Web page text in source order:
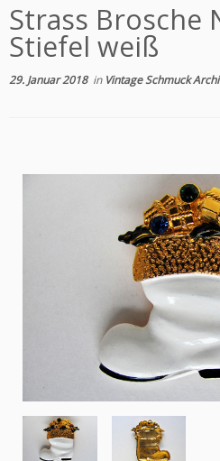
Strass Brosche
Stiefel weiß
29. Januar 2018in Vintage Schmuck